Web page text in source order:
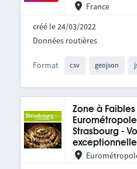
France
créé le 24/03/2022
Format csv geojson
Données routières
Zone à Faibles
Strasbourg -